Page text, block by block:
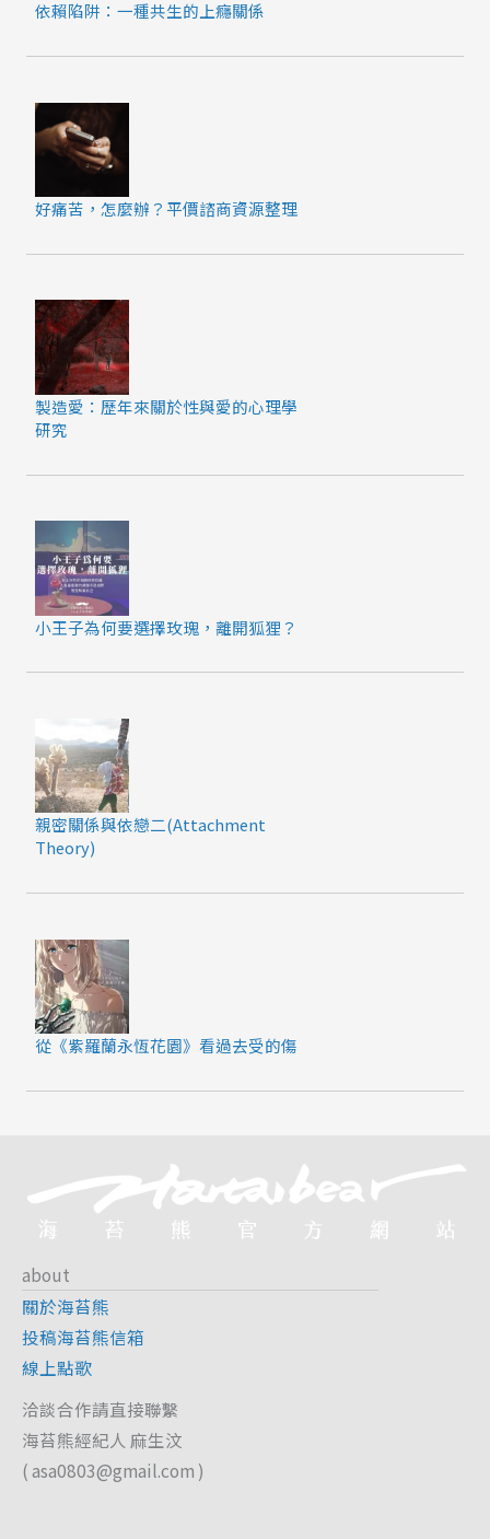
依賴陷阱：一種共生的上癮關係
好痛苦，怎麼辦？平價諮商資源整理
製造愛：歷年來關於性與愛的心理學
研究
小王子為何要選擇玫瑰，離開狐狸？
親密關係與依戀二(Attachment
Theory)
從《紫羅蘭永恆花園》看過去受的傷
about
關於海苔熊
投稿海苔熊信箱
線上點歌
洽談合作請直接聯繫
海苔熊經紀人 麻生汶
(asa0803@gmail.com )